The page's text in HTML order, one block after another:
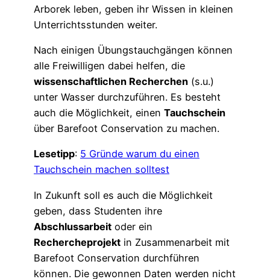
Arborek leben, geben ihr Wissen in kleinen
Unterrichtsstunden weiter.
Nach einigen Übungstauchgängen können
alle Freiwilligen dabei helfen, die
wissenschaftlichen Recherchen (s.u.)
unter Wasser durchzuführen. Es besteht
auch die Möglichkeit, einen Tauchschein
über Barefoot Conservation zu machen.
Lesetipp: 5 Gründe warum du einen
Tauchschein machen solltest
In Zukunft soll es auch die Möglichkeit
geben, dass Studenten ihre
Abschlussarbeit oder ein
Rechercheprojekt in Zusammenarbeit mit
Barefoot Conservation durchführen
können. Die gewonnen Daten werden nicht